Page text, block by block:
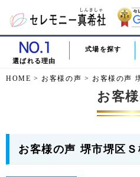
選ばれる理由
式場を探す
HOME > お客様の声 > お客様の声
お客
お客様の声 堺市堺区